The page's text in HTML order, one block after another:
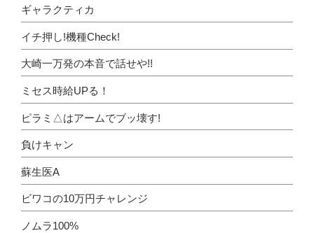
ギャラクティカ
イチ押し!機種Check!
大崎一万発の本音で話せや!!
ミセス時給UPる！
ピラミ△はアームでブッ壊す!
負けキャン
蘇生医A
ビワコの10万円チャレンジ
ノムラ100%